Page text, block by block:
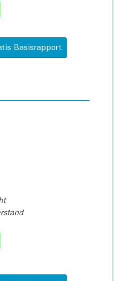
Basisrapport